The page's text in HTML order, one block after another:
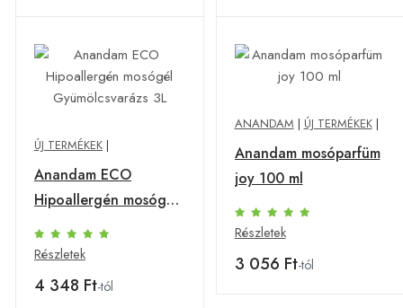
ÚJ TERMÉKEK |
Anandam ECO
Hipoallergén mosógél
Gyümölcsvarázs 3L
Részletek
4 348 Ft-tól
ANANDAM | ÚJ TERMÉKEK|
Anandam mosóparfüm
joy 100 ml
Részletek
3 056 Ft-tól